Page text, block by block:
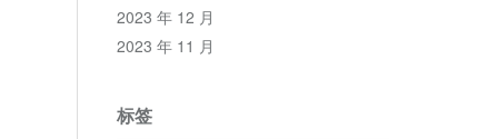
2023 年 12 月
2023 年 11 月
标签